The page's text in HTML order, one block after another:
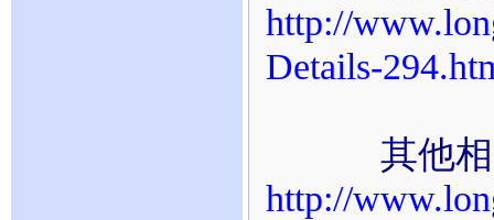
http://
Details-
其他相
http://